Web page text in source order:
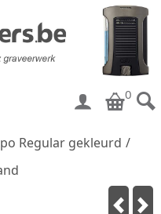
0
Regular gekleurd /